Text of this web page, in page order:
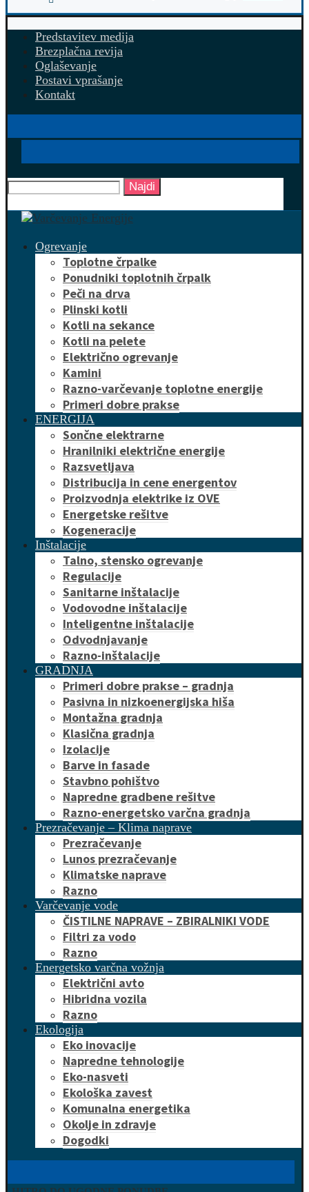
Predstavitev medija
Brezplačna revija
Oglaševanje
Postavi vprašanje
Kontakt
Najdi
Ogrevanje
Toplotne črpalke
Ponudniki toplotnih črpalk
Peči na drva
Plinski kotli
Kotli na sekance
Kotli na pelete
Električno ogrevanje
Kamini
Razno-varčevanje toplotne energije
Primeri dobre prakse
ENERGIJA
Sončne elektrarne
Hranilniki električne energije
Razsvetljava
Distribucija in cene energentov
Proizvodnja elektrike iz OVE
Energetske rešitve
Kogeneracije
Inštalacije
Talno, stensko ogrevanje
Regulacije
Sanitarne inštalacije
Vodovodne inštalacije
Inteligentne inštalacije
Odvodnjavanje
Razno-inštalacije
GRADNJA
Primeri dobre prakse – gradnja
Pasivna in nizkoenergijska hiša
Montažna gradnja
Klasična gradnja
Izolacije
Barve in fasade
Stavbno pohištvo
Napredne gradbene rešitve
Razno-energetsko varčna gradnja
Prezračevanje – Klima naprave
Prezračevanje
Lunos prezračevanje
Klimatske naprave
Razno
Varčevanje vode
ČISTILNE NAPRAVE – ZBIRALNIKI VODE
Filtri za vodo
Razno
Energetsko varčna vožnja
Električni avto
Hibridna vozila
Razno
Ekologija
Eko inovacije
Napredne tehnologije
Eko-nasveti
Ekološka zavest
Komunalna energetika
Okolje in zdravje
Dogodki